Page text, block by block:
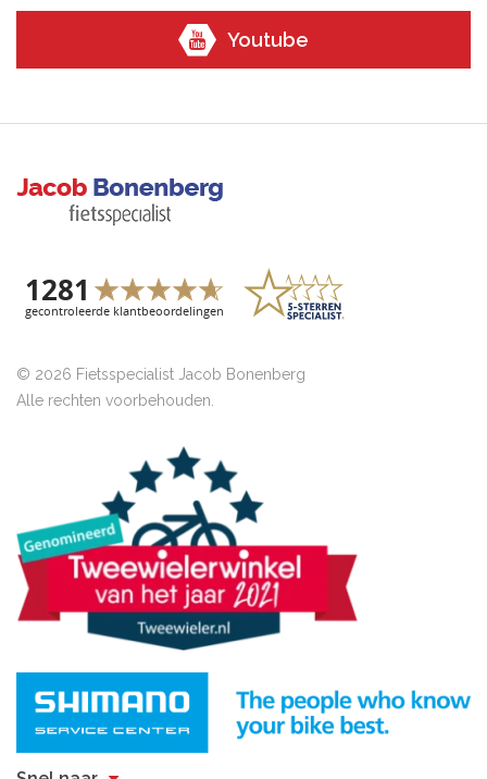
Youtube
© 2026 Fietsspecialist Jacob Bonenberg
Alle rechten voorbehouden.